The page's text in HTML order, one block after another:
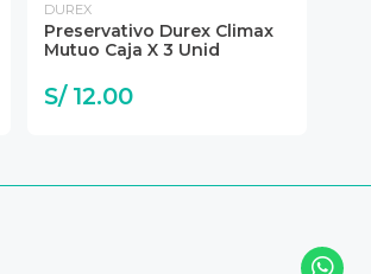
DUREX
Preservativo Durex Climax
Mutuo Caja X 3 Unid
S/ 12.00